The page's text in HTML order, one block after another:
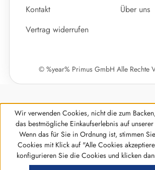
Kontakt
Über uns
Vertrag widerrufen
© %year% Primus GmbH Alle Rechte
Werkzeugleiste anzeigen
Wir verwenden Cookies, nicht die zum
das bestmögliche Einkaufserlebnis auf
Wenn das für Sie in Ordnung ist, stimmen
Cookies mit Klick auf "Alle Cookies
konfigurieren Sie die Cookies und klicken